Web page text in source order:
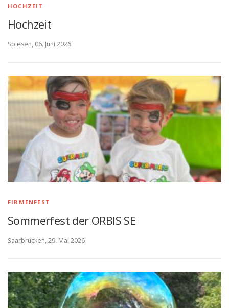
HOCHZEIT
Hochzeit
Spiesen, 06. Juni 2026
FIRMENFEST
Sommerfest der ORBIS SE
Saarbrücken, 29. Mai 2026